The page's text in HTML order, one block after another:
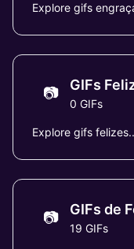
Explore gifs
📷 GIFs
0 GIFs
Explore gifs
📷 GIFs de
19 GIFs